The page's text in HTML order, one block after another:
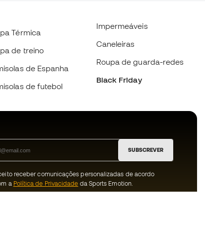
Térmica
de treino
de Espanha
de futebol
Impermeáveis
Caneleiras
Roupa de guarda-redes
Black Friday
SUBSCREVER
receber comunicações personalizadas de acordo
a Política de Privacidade da Sports Emotion.